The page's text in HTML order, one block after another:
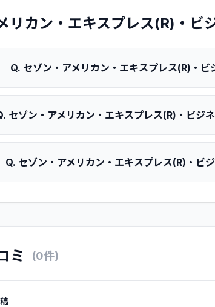
リカン・エキスプレス(R)・ビ
Q. セゾン・アメリカン・エキスプレス(R)・
セゾン・アメリカン・エキスプレス(R)・ビジ
Q. セゾン・アメリカン・エキスプレス(R)・ビ
ミ (0件)